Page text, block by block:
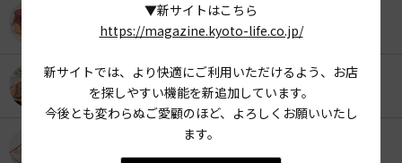
▼新サイトはこちら
https://magazine.kyoto-life.co.jp/
新サイトでは、より快適にご利用いただけるよう、お店
を探しやすい機能を新追加しています。
今後とも変わらぬご愛顧のほど、よろしくお願いいたし
ます。
KYOTO OYATSU CLUB スナックフード
カフェ 京みやげ